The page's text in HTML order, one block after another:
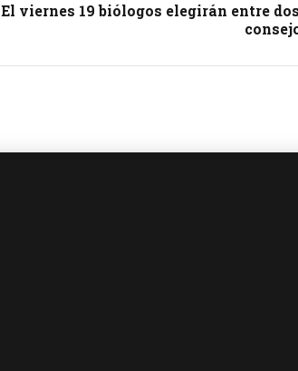
El viernes 19 biólogos elegirán entre